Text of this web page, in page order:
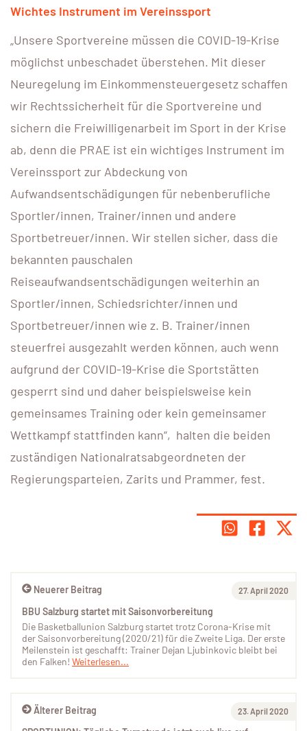
Wichtes Instrument im Vereinssport
„Unsere Sportvereine müssen die COVID-19-Krise
möglichst unbeschadet überstehen. Mit dieser
Neuregelung im Einkommensteuergesetz schaffen
wir Rechtssicherheit für die Sportvereine und
sichern die Freiwilligenarbeit im Sport in der Krise
ab, denn die PRAE ist ein wichtiges Instrument im
Vereinssport zur Abdeckung von
Aufwandsentschädigungen für nebenberufliche
Sportler/innen, Trainer/innen und andere
Sportbetreuer/innen. Wir stellen sicher, dass die
bekannten pauschalen
Reiseaufwandsentschädigungen weiterhin an
Sportler/innen, Schiedsrichter/innen und
Sportbetreuer/innen wie z. B. Trainer/innen
steuerfrei ausgezahlt werden können, auch wenn
aufgrund der COVID-19-Krise die Sportstätten
gesperrt sind und daher beispielsweise kein
gemeinsames Training oder kein gemeinsamer
Wettkampf stattfinden kann“, halten die beiden
zuständigen Nationalratsabgeordneten der
Regierungsparteien, Zarits und Prammer, fest.
Älterer Beitrag 23. April 2020
Neuerer Beitrag 27. April 2020
BBU Salzburg startet mit Saisonvorbereitung
Die Basketballunion Salzburg startet trotz Corona-Krise mit
der Saisonvorbereitung (2020/21) für die Zweite Liga. Der erste
Meilenstein ist geschafft: Trainer Dejan Ljubinkovic bleibt bei
den Falken! Weiterlesen...